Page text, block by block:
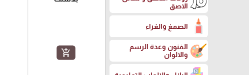
الاصق
الصمغ والغراء
الفنون وعدة الرسم
والالوان
add_shopping_cart